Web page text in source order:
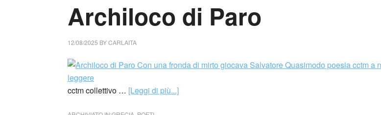
Archiloco di Paro
12/08/2025 BYCARLAITA
cctm collettivo … [Leggi di più...]